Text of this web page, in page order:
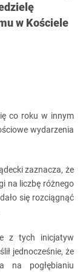
w Kościele
co roku w innym
wydarzenia
zaznacza, że
na liczbę różnego
się rozciągnąć
z tych inicjatyw
jednocześnie, że
na pogłębianiu